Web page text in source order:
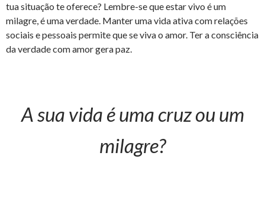
tua situação te oferece? Lembre-se que estar vivo é um
milagre, é uma verdade. Manter uma vida ativa com relações
sociais e pessoais permite que se viva o amor. Ter a consciência
da verdade com amor gera paz.
A sua vida é uma cruz ou um
milagre?